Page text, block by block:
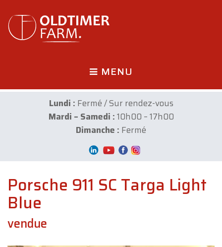
MENU
Lundi : Fermé / Sur rendez-vous
Mardi – Samedi :10h00 – 17h00
Dimanche : Fermé
Porsche 911 SC Targa Light
Blue
vendue